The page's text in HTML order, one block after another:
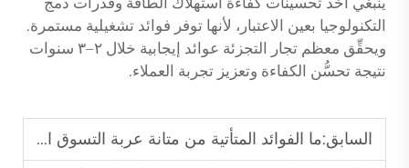
التكنولوجيا بعين الاعتبار، لأنها توفر فوائد تشغيلية مستمرة.
ويحقِّق معظم تجار التجزئة عوائد إيجابية خلال ٢–٣ سنوات
نتيجة تحسُّن الكفاءة وتعزيز تجربة العملاء.
السابق:ما الفوائد المتأتية من متانة عربة التسوق المُصمَّمة وفق مبادئ الإرجونوميكس؟